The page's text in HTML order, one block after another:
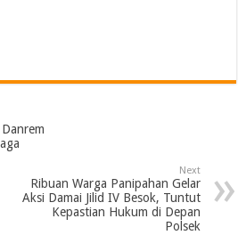
Next
Ribuan Warga Panipahan Gelar
Aksi Damai Jilid IV Besok, Tuntut
Kepastian Hukum di Depan
Polsek